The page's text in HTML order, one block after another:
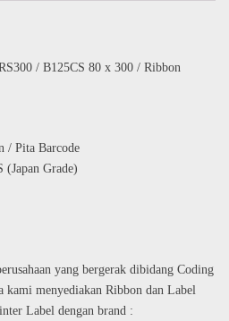
/ B125CS 80 x 300 / Ribbon
/ Pita Barcode
(Japan Grade)
yang bergerak dibidang Coding
kami menyediakan Ribbon dan Label
Label dengan brand :